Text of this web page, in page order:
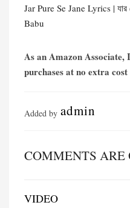
Jar Pure Se Jane Lyrics | যার
Babu
As an Amazon
purchases at no extra cost
Added by admin
COMMENTS ARE
VIDEO